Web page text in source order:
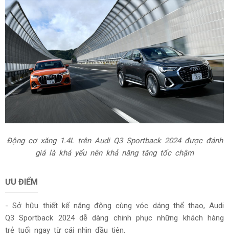
Động cơ xăng 1.4L trên Audi Q3 Sportback 2024 được đánh
giá là khá yếu nên khả năng tăng tốc chậm
ƯU ĐIỂM
- Sở hữu thiết kế năng động cùng vóc dáng thể thao, Audi
Q3 Sportback 2024 dễ dàng chinh phục những khách hàng
trẻ tuổi ngay từ cái nhìn đầu tiên.